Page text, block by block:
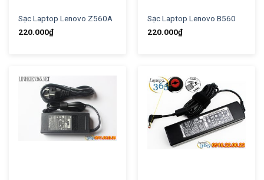
Sạc Laptop Lenovo Z560A
220.000₫
Sạc Laptop Lenovo B560
220.000₫